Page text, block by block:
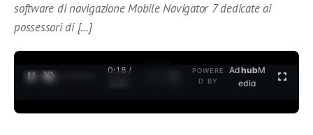
software di navigazione Mobile Navigator 7 dedicate ai
possessori di […]
0:18 /
3:37
POWERE
D BY
AdhubM
edia